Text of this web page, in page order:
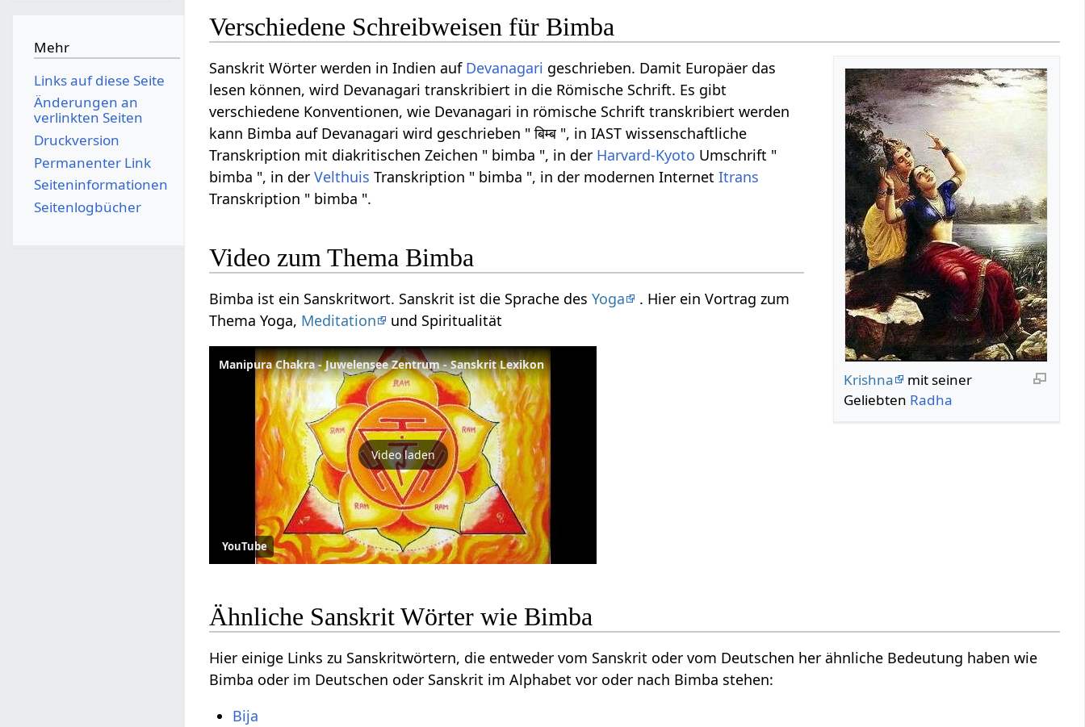
Verschiedene Schreibweisen für Bimba
Krishna
mit seiner
Geliebten Radha
Sanskrit Wörter werden in Indien auf Devanagari geschrieben. Damit Europäer das
lesen können, wird Devanagari transkribiert in die Römische Schrift. Es gibt
verschiedene Konventionen, wie Devanagari in römische Schrift transkribiert werden
kann Bimba auf Devanagari wird geschrieben " बिम्ब ", in IAST wissenschaftliche
Transkription mit diakritischen Zeichen " bimba ", in der Harvard-Kyoto Umschrift "
bimba ", in derVelthuis Transkription " bimba ", in der modernen InternetItrans
Transkription " bimba ".
Video zum Thema Bimba
Bimba ist ein Sanskritwort. Sanskrit ist die Sprache desYoga
. Hier ein Vortrag zum
Thema Yoga, Meditation und Spiritualität
Manipura Chakra - Juwelensee Zentrum - Sanskrit Lexikon
Video laden
YouTube
Ähnliche Sanskrit Wörter wie Bimba
Hier einige Links zu Sanskritwörtern, die entweder vom Sanskrit oder vom Deutschen her ähnliche Bedeutung haben wie
Bimba oder im Deutschen oder Sanskrit im Alphabet vor oder nach Bimba stehen:
Bija
Mehr
Links auf diese Seite
Änderungen an
verlinkten Seiten
Druckversion
Permanenter Link
Seiten­­informationen
Seitenlogbücher